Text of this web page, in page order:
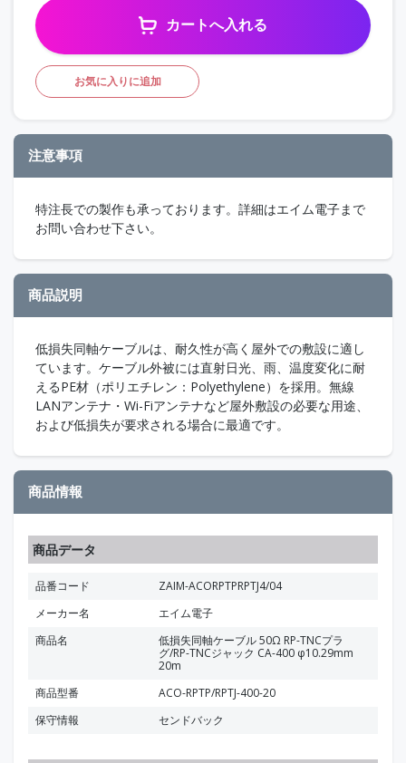
カートへ入れる
お気に入りに追加
注意事項
特注長での製作も承っております。詳細はエイム電子まで
お問い合わせ下さい。
商品説明
低損失同軸ケーブルは、耐久性が高く屋外での敷設に適し
ています。ケーブル外被には直射日光、雨、温度変化に耐
えるPE材（ポリエチレン：Polyethylene）を採用。無線
LANアンテナ・Wi-Fiアンテナなど屋外敷設の必要な用途、
および低損失が要求される場合に最適です。
商品情報
商品データ
品番コード
ZAIM-ACORPTPRPTJ4/04
メーカー名
エイム電子
商品名
低損失同軸ケーブル 50Ω RP-TNCプラ
グ/RP-TNCジャック CA-400 φ10.29mm
20m
商品型番
ACO-RPTP/RPTJ-400-20
保守情報
センドバック